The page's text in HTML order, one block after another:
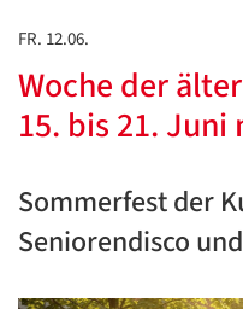
FR. 12.06.
Woche der
15. bis 21. Juni
Sommerfest der
Seniorendisco